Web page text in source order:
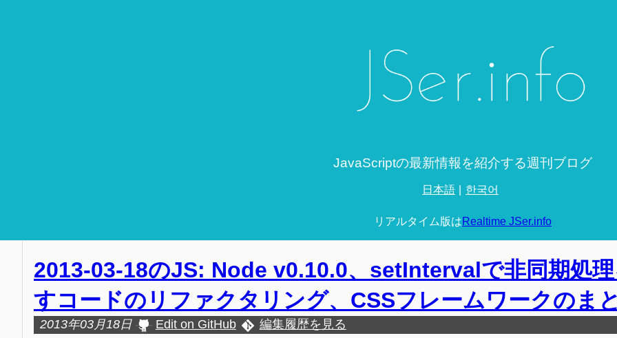
JavaScriptの最新情報を紹介する週刊ブログ
日本語 한국어
リアルタイム版はRealtime JSer.info
2013-03-18のJS: Node v0.10.0、setIntervalで非同期処
すコードのリファクタリング、CSSフレームワークのま
2013年03月18日 Edit on GitHub 編集履歴を見る